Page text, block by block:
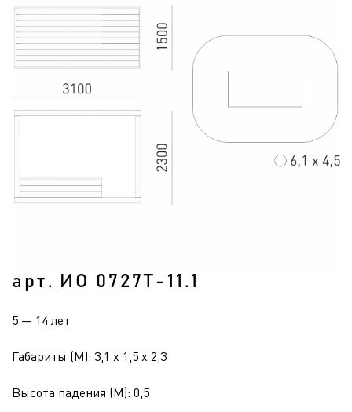
арт. ИО 0727Т-11.1
5 — 14 лет
Габариты (М): 3,1 x 1,5 x 2,3
Высота падения (М): 0,5